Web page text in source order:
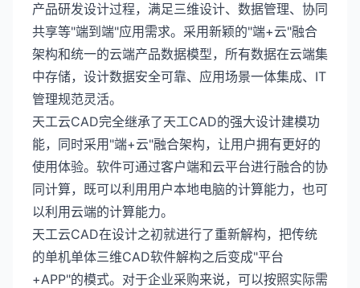
产品研发设计过程，满足三维设计、数据管理、协同
共享等"端到端"应用需求。采用新颖的"端+云"融合
架构和统一的云端产品数据模型，所有数据在云端集
中存储，设计数据安全可靠、应用场景一体集成、IT
管理规范灵活。
天工云CAD完全继承了天工CAD的强大设计建模功
能，同时采用"端+云"融合架构，让用户拥有更好的
使用体验。软件可通过客户端和云平台进行融合的协
同计算，既可以利用用户本地电脑的计算能力，也可
以利用云端的计算能力。
天工云CAD在设计之初就进行了重新解构，把传统
的单机单体三维CAD软件解构之后变成"平台
+APP"的模式。对于企业采购来说，可以按照实际需